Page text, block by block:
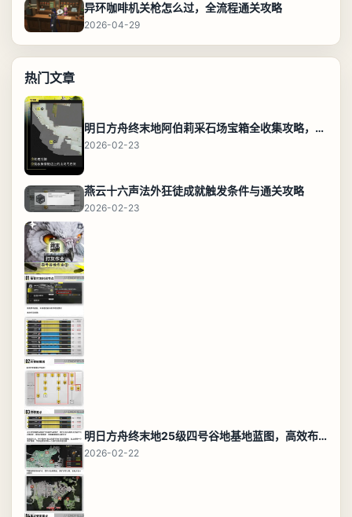
异环咖啡机关枪怎么过，全流程通关攻略
2026-04-29
热门文章
明日方舟终末地阿伯莉采石场宝箱全收集攻略，全点位分布图与路线
2026-02-23
燕云十六声法外狂徒成就触发条件与通关攻略
2026-02-23
明日方舟终末地25级四号谷地基地蓝图，高效布局规划
2026-02-22